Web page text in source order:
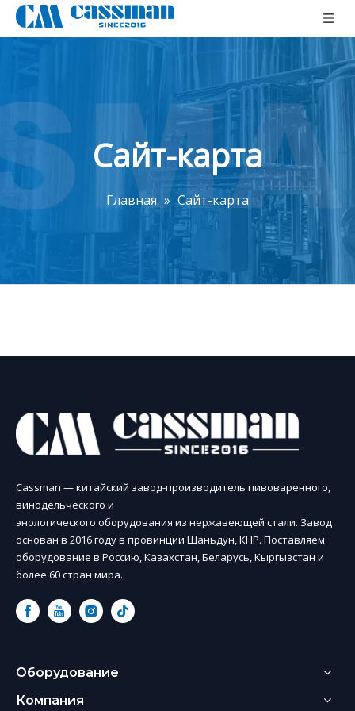
Сайт-карта
Главная » Сайт-карта
Cassman — китайский завод-производитель пивоваренного,
винодельческого и
энологического оборудования из нержавеющей стали. Завод
основан в 2016 году в провинции Шаньдун, КНР. Поставляем
оборудование в Россию, Казахстан, Беларусь, Кыргызстан и
более 60 стран мира.
Оборудование
Компания